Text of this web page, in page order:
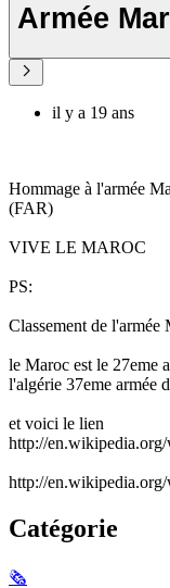
Armée
il y a 19 ans
Hommage à l'armée
(FAR)
VIVE LE MAROC
PS:
Classement de l'armée
le Maroc est le 27eme
l'algérie 37eme armée
et voici le lien
http://
http://
Catégorie
🗞